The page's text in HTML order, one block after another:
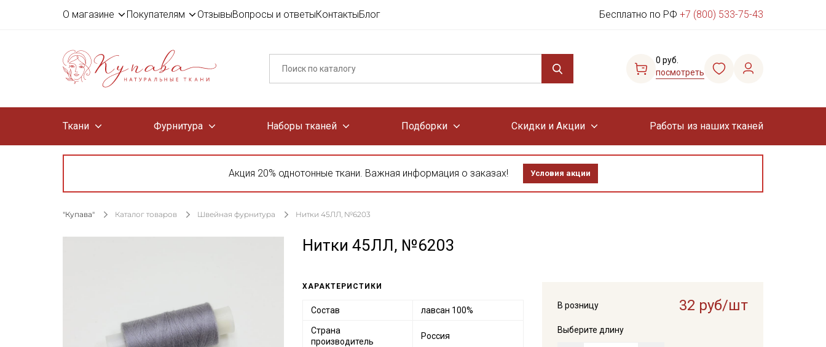
О магазине Покупателям ОтзывыВопросы и ответыКонтактыБлог Бесплатно по РФ +7 (800) 533-75-43
0 руб.
посмотреть
Ткани Фурнитура Наборы тканей Подборки Скидки и Акции Работы из наших тканей
Акция 20% однотонные ткани. Важная информация о заказах! Условия акции
"Купава" Каталог товаров Швейная фурнитура Нитки 45ЛЛ, №6203
Нитки 45ЛЛ, №6203
В розницу 32 руб/шт
Выберите длину
ХАРАКТЕРИСТИКИ
Состав лавсан 100%
Страна
производитель
Россия